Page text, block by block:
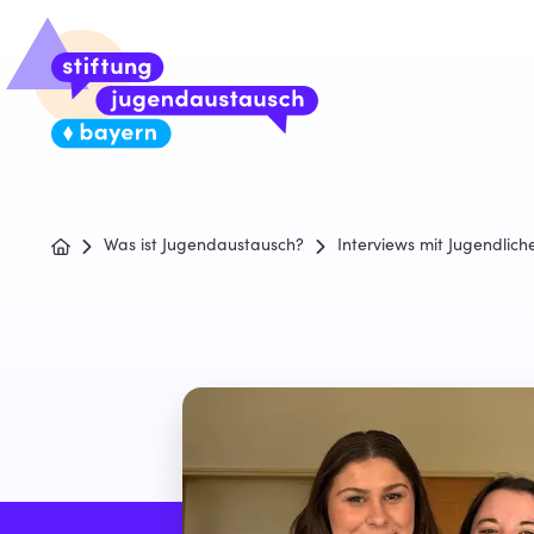
Was ist Jugendaustausch? Interviews mit